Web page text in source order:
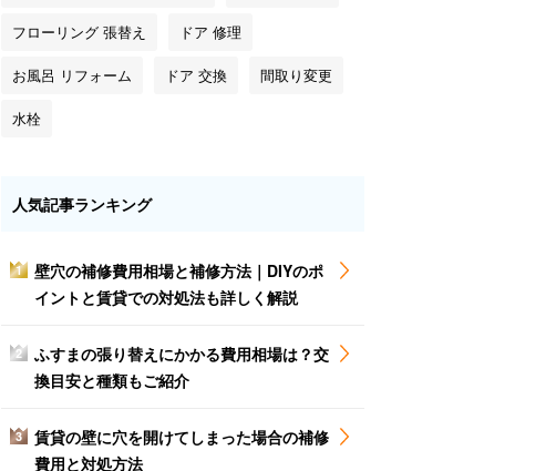
フローリング 張替え ドア 修理
お風呂 リフォーム ドア 交換 間取り変更
水栓
人気記事ランキング
1
壁穴の補修費用相場と補修方法｜DIYのポ
イントと賃貸での対処法も詳しく解説
2
ふすまの張り替えにかかる費用相場は？交
換目安と種類もご紹介
3
賃貸の壁に穴を開けてしまった場合の補修
費用と対処方法